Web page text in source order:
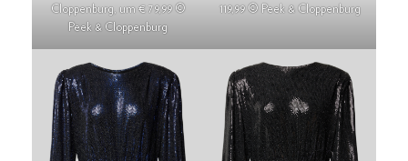
Cloppenburg, um € 79,99 ©
Peek & Cloppenburg
119,99 © Peek & Cloppenburg